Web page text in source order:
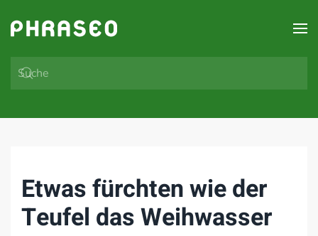
Zum Hauptinhalt springen
Etwas fürchten wie der
Teufel das Weihwasser